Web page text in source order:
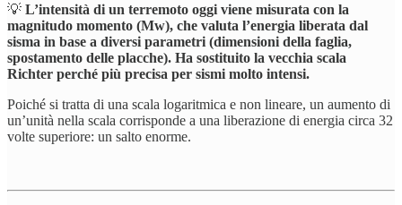
💡 L’intensità di un terremoto oggi viene misurata con la
magnitudo momento (Mw), che valuta l’energia liberata dal
sisma in base a diversi parametri (dimensioni della faglia,
spostamento delle placche). Ha sostituito la vecchia scala
Richter perché più precisa per sismi molto intensi.
Poiché si tratta di una scala logaritmica e non lineare, un aumento di
un’unità nella scala corrisponde a una liberazione di energia circa 32
volte superiore: un salto enorme.